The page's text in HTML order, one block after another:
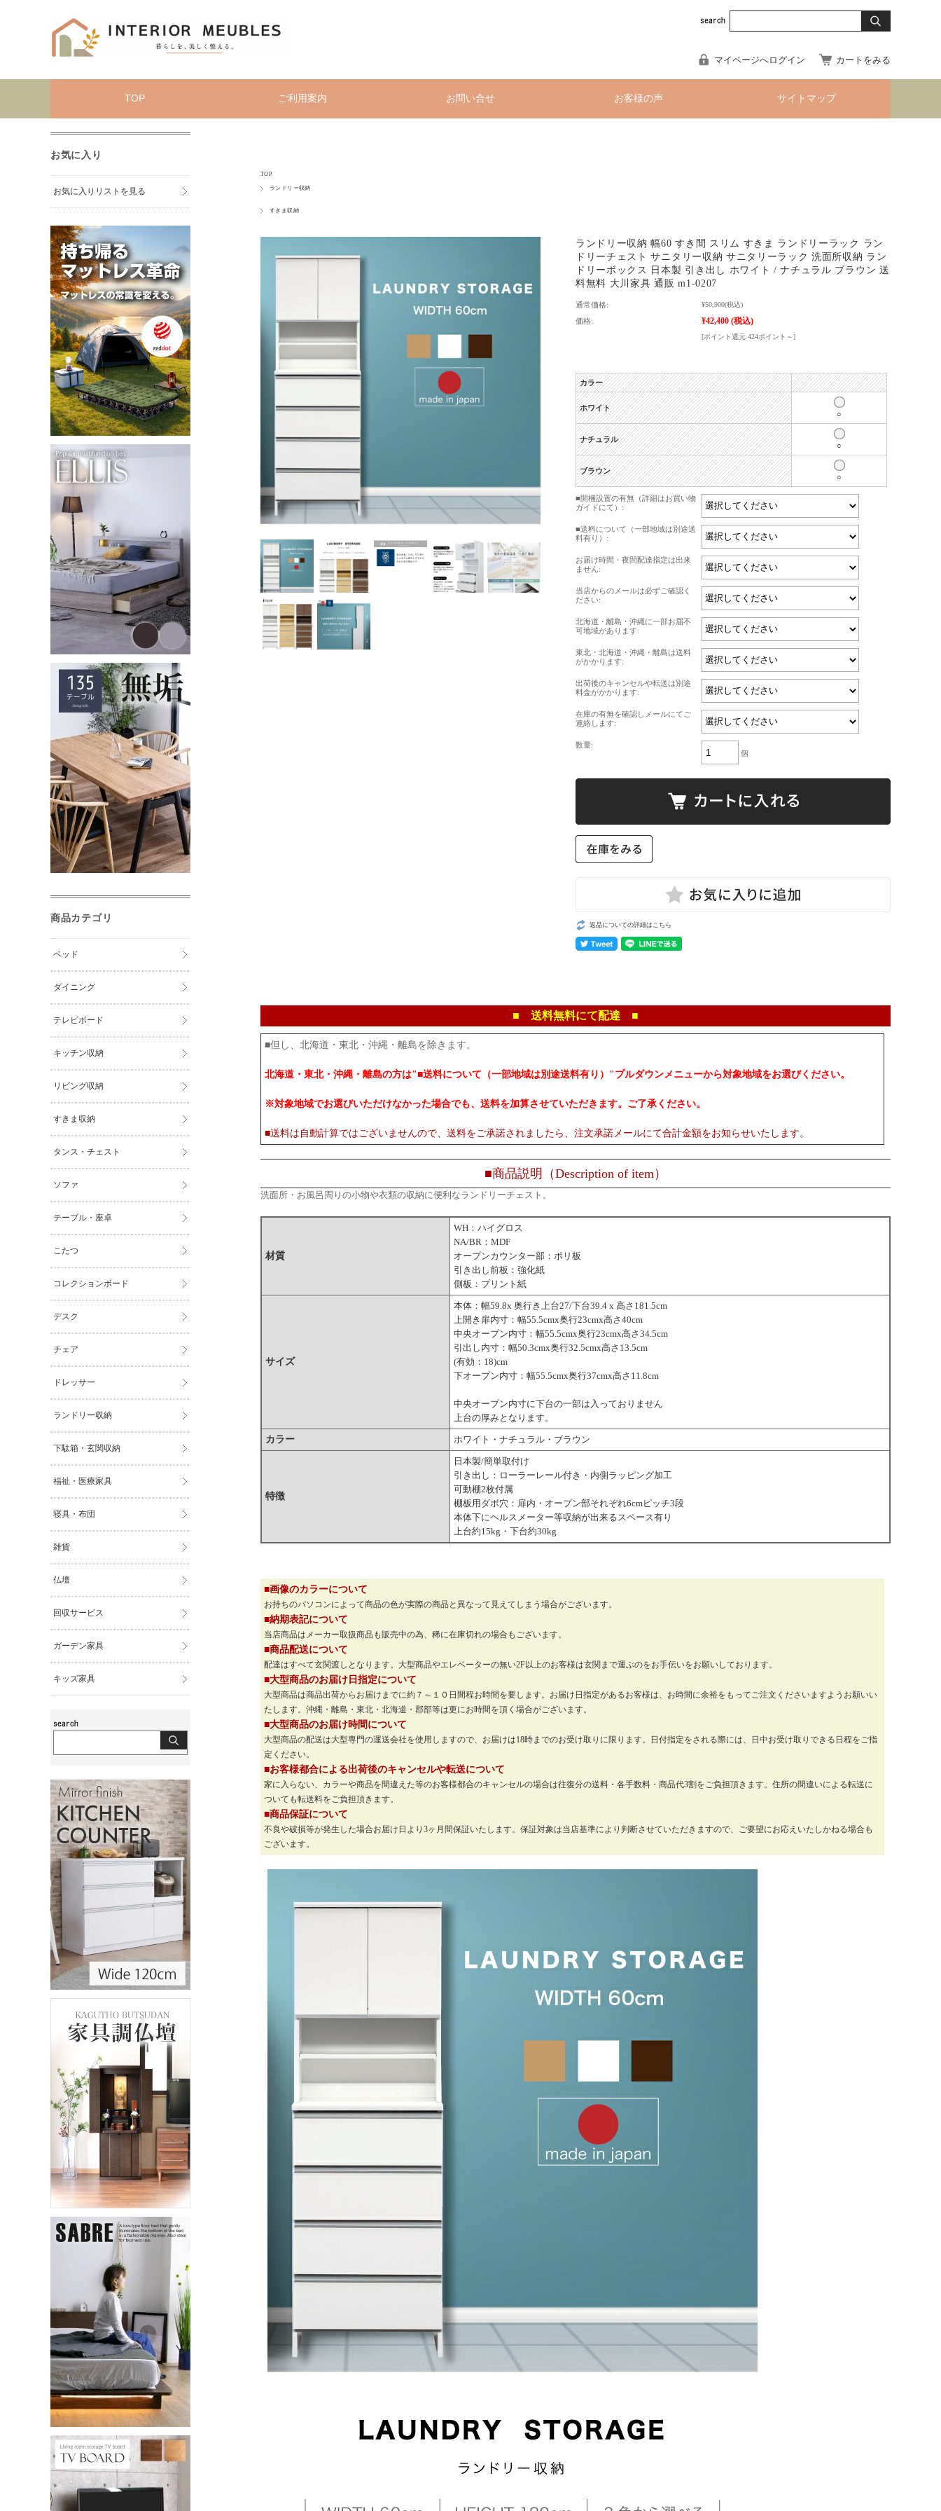
マイページへログイン カートをみる
TOP ご利用案内 お問い合せ お客様の声 サイトマップ
TOP
ランドリー収納
すきま収納
ランドリー収納 幅60 すき間 スリム すきま ランドリーラック ラン
ドリーチェスト サニタリー収納 サニタリーラック 洗面所収納 ラン
ドリーボックス 日本製 引き出し ホワイト / ナチュラル ブラウン 送
料無料 大川家具 通販 m1-0207
通常価格: ¥50,900(税込)
価格: ¥42,400 (税込)
[ポイント還元 424ポイント～]
カラー
ホワイト
○
ナチュラル
○
ブラウン
○
■開梱設置の有無（詳細はお買い物
ガイドにて）:
■送料について（一部地域は別途送
料有り）:
お届け時間・夜間配達指定は出来
ません:
当店からのメールは必ずご確認く
ださい:
北海道・離島・沖縄に一部お届不
可地域があります:
東北・北海道・沖縄・離島は送料
がかかります:
出荷後のキャンセルや転送は別途
料金がかかります:
在庫の有無を確認しメールにてご
連絡します:
数量:
個
返品についての詳細はこちら
■ 送料無料にて配達 ■
■但し、北海道・東北・沖縄・離島を除きます。
北海道・東北・沖縄・離島の方は"■送料について（一部地域は別途送料有り）"プルダウンメニューから対象地域をお選びください。
※対象地域でお選びいただけなかった場合でも、送料を加算させていただきます。ご了承ください。
■送料は自動計算ではございませんので、送料をご承諾されましたら、注文承諾メールにて合計金額をお知らせいたします。
■商品説明（Description of item）
洗面所・お風呂周りの小物や衣類の収納に便利なランドリーチェスト。
材質
WH：ハイグロス
NA/BR：MDF
オープンカウンター部：ポリ板
引き出し前板：強化紙
側板：プリント紙
サイズ
本体：幅59.8x 奥行き上台27/下台39.4 x 高さ181.5cm
上開き扉内寸：幅55.5cmx奥行23cmx高さ40cm
中央オープン内寸：幅55.5cmx奥行23cmx高さ34.5cm
引出し内寸：幅50.3cmx奥行32.5cmx高さ13.5cm
(有効：18)cm
下オープン内寸：幅55.5cmx奥行37cmx高さ11.8cm
中央オープン内寸に下台の一部は入っておりません
上台の厚みとなります。
カラー ホワイト・ナチュラル・ブラウン
特徴
日本製/簡単取付け
引き出し：ローラーレール付き・内側ラッピング加工
可動棚2枚付属
棚板用ダボ穴：扉内・オープン部それぞれ6cmピッチ3段
本体下にヘルスメーター等収納が出来るスペース有り
上台約15kg・下台約30kg
■画像のカラーについて
お持ちのパソコンによって商品の色が実際の商品と異なって見えてしまう場合がございます。
■納期表記について
当店商品はメーカー取扱商品も販売中の為、稀に在庫切れの場合もございます。
■商品配送について
配達はすべて玄関渡しとなります。大型商品やエレベーターの無い2F以上のお客様は玄関まで運ぶのをお手伝いをお願いしております。
■大型商品のお届け日指定について
大型商品は商品出荷からお届けまでに約７～１０日間程お時間を要します。お届け日指定があるお客様は、お時間に余裕をもってご注文くださいますようお願いい
たします。沖縄・離島・東北・北海道・郡部等は更にお時間を頂く場合がございます。
■大型商品のお届け時間について
大型商品の配送は大型専門の運送会社を使用しますので、お届けは18時までのお受け取りに限ります。日付指定をされる際には、日中お受け取りできる日程をご指
定ください。
■お客様都合による出荷後のキャンセルや転送について
家に入らない、カラーや商品を間違えた等のお客様都合のキャンセルの場合は往復分の送料・各手数料・商品代3割をご負担頂きます。住所の間違いによる転送に
ついても転送料をご負担頂きます。
■商品保証について
不良や破損等が発生した場合お届け日より3ヶ月間保証いたします。保証対象は当店基準により判断させていただきますので、ご要望にお応えいたしかねる場合も
ございます。
お気に入り
お気に入りリストを見る
商品カテゴリ
ベッド
ダイニング
テレビボード
キッチン収納
リビング収納
すきま収納
タンス・チェスト
ソファ
テーブル・座卓
こたつ
コレクションボード
デスク
チェア
ドレッサー
ランドリー収納
下駄箱・玄関収納
福祉・医療家具
寝具・布団
雑貨
仏壇
回収サービス
ガーデン家具
キッズ家具